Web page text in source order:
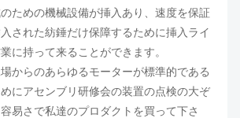
ための機械設備が挿入あり、速度を保証
された紡錘だけ保障するために挿入ライ
に持って来ることができます。
からのあらゆるモーターが標準的である
にアセンブリ研修会の装置の点検の大ぞ
易さで私達のプロダクトを買って下さ